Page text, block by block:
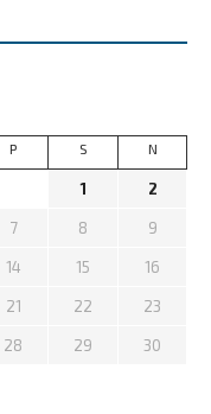
P S N
1 2
7 8 9
14 15 16
21 22 23
28 29 30